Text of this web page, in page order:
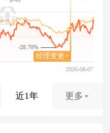
-28.70%
近1年 更多